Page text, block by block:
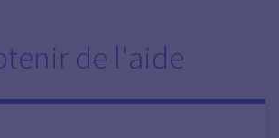
de l'aide